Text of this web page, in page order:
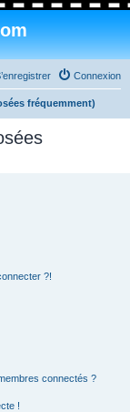
Connexion
fréquemment)
?!
connectés ?
!